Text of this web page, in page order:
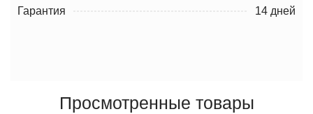
Гарантия 14 дней
Просмотренные товары